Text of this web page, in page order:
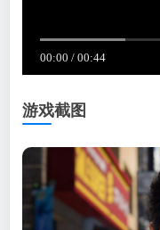
游戏截图